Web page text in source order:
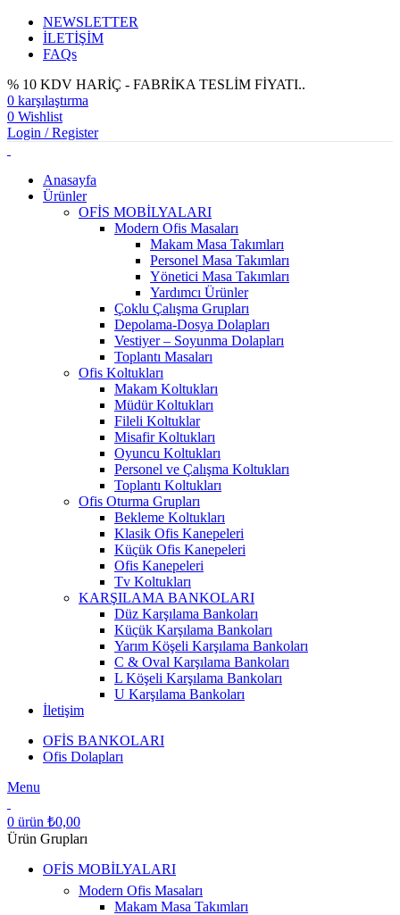
NEWSLETTER
İLETİŞİM
FAQs
% 10 KDV HARİÇ - FABRİKA TESLİM FİYATI..
0 karşılaştırma
0 Wishlist
Login / Register
Anasayfa
Ürünler
OFİS MOBİLYALARI
Modern Ofis Masaları
Makam Masa Takımları
Personel Masa Takımları
Yönetici Masa Takımları
Yardımcı Ürünler
Çoklu Çalışma Grupları
Depolama-Dosya Dolapları
Vestiyer – Soyunma Dolapları
Toplantı Masaları
Ofis Koltukları
Makam Koltukları
Müdür Koltukları
Fileli Koltuklar
Misafir Koltukları
Oyuncu Koltukları
Personel ve Çalışma Koltukları
Toplantı Koltukları
Ofis Oturma Grupları
Bekleme Koltukları
Klasik Ofis Kanepeleri
Küçük Ofis Kanepeleri
Ofis Kanepeleri
Tv Koltukları
KARŞILAMA BANKOLARI
Düz Karşılama Bankoları
Küçük Karşılama Bankoları
Yarım Köşeli Karşılama Bankoları
C & Oval Karşılama Bankoları
L Köşeli Karşılama Bankoları
U Karşılama Bankoları
İletişim
OFİS BANKOLARI
Ofis Dolapları
Menu
0 ürün ₺0,00
Ürün Grupları
OFİS MOBİLYALARI
Modern Ofis Masaları
Makam Masa Takımları